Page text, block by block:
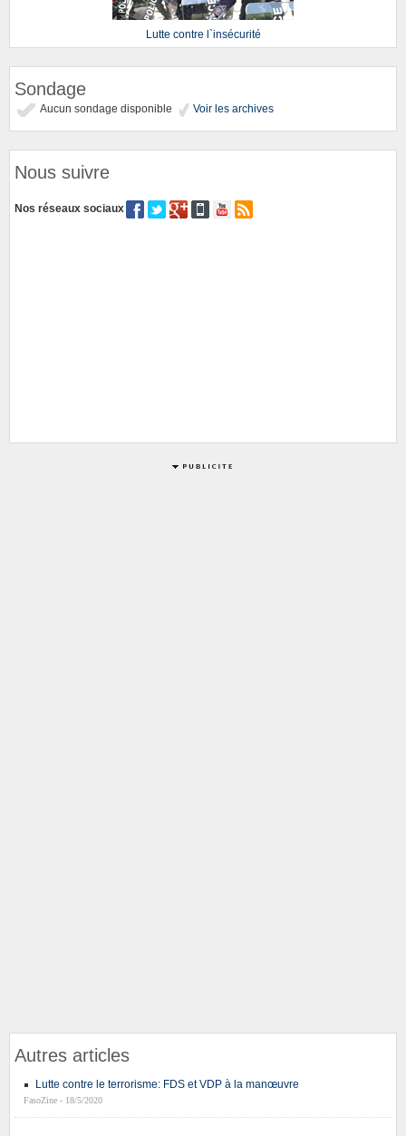
Lutte contre l`insécurité
Sondage
Aucun sondage disponible Voir les archives
Nous suivre
Nos réseaux sociaux
Autres articles
Lutte contre le terrorisme: FDS et VDP à la manœuvre
FasoZine - 18/5/2020